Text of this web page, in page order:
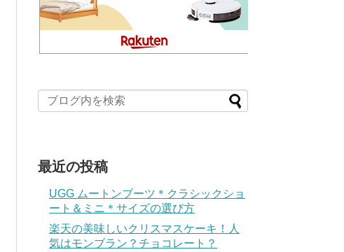
最近の投稿
UGG ムートンブーツ＊クラシックショ
ート＆ミニ＊サイズの選び方
楽天の美味しいクリスマスケーキ！人
気はモンブラン？チョコレート？